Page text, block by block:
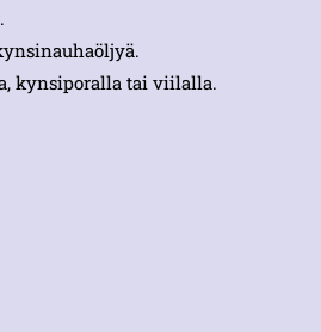
kynsiporalla tai viilalla.